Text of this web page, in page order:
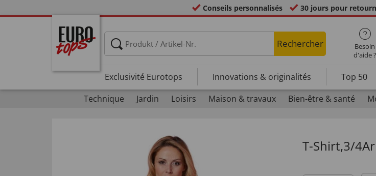
Conseils personnalisés 30 jours pour
Rechercher
Besoin
d'aide ?
Exclusivité Eurotops Innovations & originalités Top 50
Technique
Jardin Loisirs Maison & travaux Bien-être & santé
T-Shirt,3/